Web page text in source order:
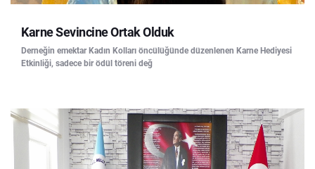
Karne Sevincine Ortak Olduk
Derneğin emektar Kadın Kolları öncülüğünde düzenlenen Karne Hediyesi
Etkinliği, sadece bir ödül töreni değ